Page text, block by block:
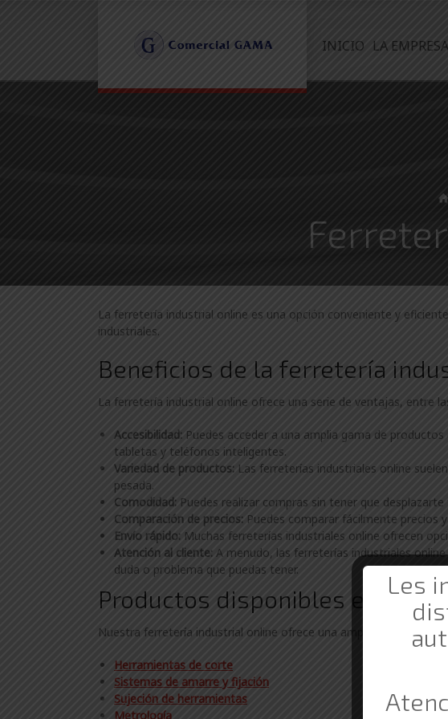
INICIO LA EMPRESA
La ferretería industrial online es una opción conveniente y
industriales.
Beneficios de la ferretería
La ferretería industrial online ofrece una serie de ventajas, entre
Accesibilidad: Puedes acceder a una amplia gama de
tabletas y teléfonos inteligentes.
Variedad de productos: Las ferreterías industriales online
pesada.
Comodidad: Puedes realizar compras sin tener que
Comparación de precios: Puedes comparar fácilmente precios
Envío rápido: Muchas ferreterías industriales online ofrecen
Atención al cliente: A menudo, las ferreterías industriales
duda o problema que puedas tener.
Productos disponibles en
Nuestra ferretería industrial online ofrece una amplia selección de
Herramientas de corte
Sistemas de amarre y fijación
Sujeción de herramientas
Metrología
Les